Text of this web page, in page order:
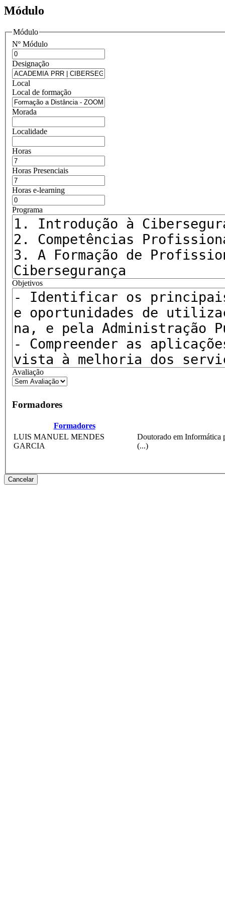
Módulo
Módulo
Nº Módulo
Designação
Local
Local de formação
Morada
Localidade
Horas
Horas Presenciais
Horas e-learning
Programa
Objetivos
Avaliação
Formadores
Formadores
LUIS MANUEL MENDES
GARCIA
Doutorado em Informática
(...)
Cancelar